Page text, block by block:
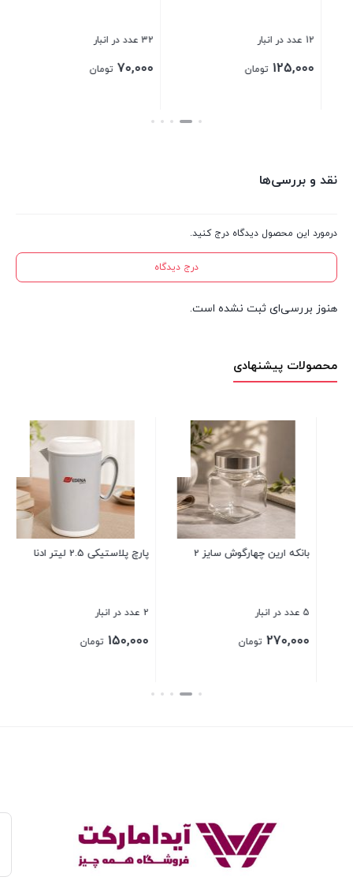
125,000 تومان 70,000 تومان
بستن
نقد و بررسی‌ها
درمورد این محصول دیدگاه درج کنید.
درج دیدگاه
هنوز بررسی‌ای ثبت نشده است.
محصولات پیشنهادی
بانکه ارین چهارگوش سایز 2
270,000 تومان
پارچ پلاستیکی 2.5 لیتر ادنا
150,000 تومان
بستن